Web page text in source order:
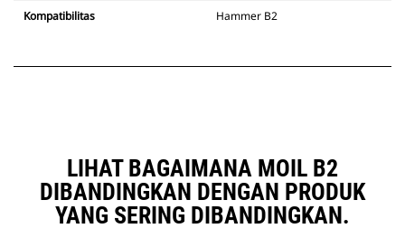
Kompatibilitas Hammer B2
LIHAT BAGAIMANA MOIL B2
DIBANDINGKAN DENGAN PRODUK
YANG SERING DIBANDINGKAN.